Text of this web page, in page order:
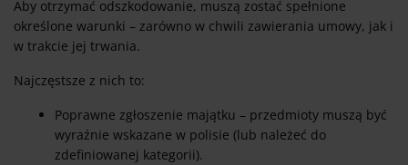
Aby otrzymać odszkodowanie, muszą zostać spełnione
określone warunki – zarówno w chwili zawierania umowy, jak i
w trakcie jej trwania.
Najczęstsze z nich to:
Poprawne zgłoszenie majątku – przedmioty muszą być
wyraźnie wskazane w polisie (lub należeć do
zdefiniowanej kategorii).